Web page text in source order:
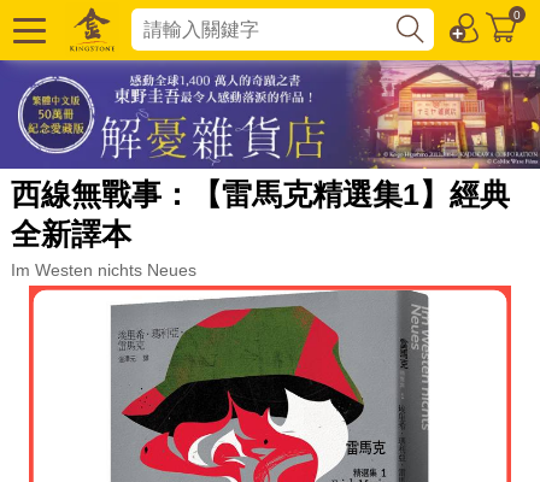
0
西線無戰事：【雷馬克精選集1】經典
全新譯本
Im Westen nichts Neues